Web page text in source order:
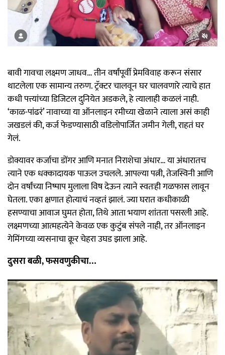
बावी गावचा लक्ष्मण जाधव… तीन वर्षांपूर्वी प्रेमविवाह करून संसार
थाटलेला एक सामान्य तरुण. ट्रॅक्टर चालवून घर चालवणारे त्याचे हात
कधी पत्त्यांच्या डिजिटल दुनियेत अडकले, हे त्यालाही कळलं नाही.
‘काळ-पांढरं’ नावाच्या या ऑनलाइन रमीच्या खेळाने त्याला असं काही
जखडलं की, कर्ज फेडण्यासाठी वडिलोपार्जित जमीन गेली, राहतं घर
गेलं.
डोक्यावर कर्जाचा डोंगर आणि मनात निराशेचा अंधार… या अंधारातच
त्याने एक धक्कादायक पाऊल उचलले. आपल्या पत्नी, तेजस्विनी आणि
दोन वर्षांच्या निष्पाप मुलाला विष देऊन त्याने स्वतःही गळफास लावून
घेतला. एका क्षणात होत्याचं नव्हतं झालं. ज्या घरात कधीकाळी
हसण्याचा आवाज घुमत होता, तिथे आता भयाण शांतता पसरली आहे.
लक्ष्मणच्या आत्महत्येने केवळ एक कुटुंब संपले नाही, तर ऑनलाइन
गेमिंगच्या व्यसनाचा क्रूर चेहरा उघड झाला आहे.
दुसरा बळी, फसवणुकीचा…